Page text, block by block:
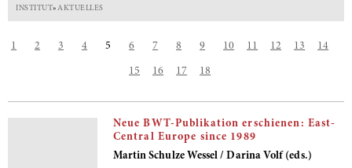
INSTITUT» AKTUELLES
1 2 3 4 5 6 7 8 9 10 11 12 13 14
15 16 17 18
Neue BWT-Publikation erschienen: East-
Central Europe since 1989
Martin Schulze Wessel / Darina Volf (eds.)